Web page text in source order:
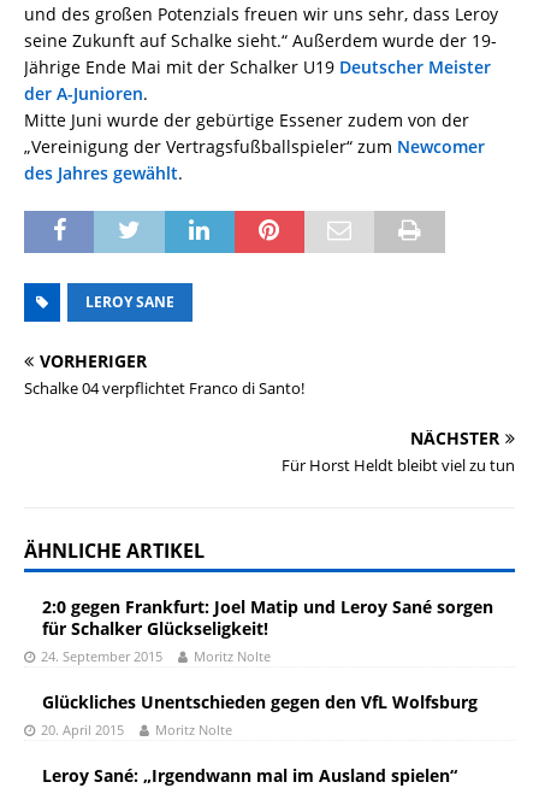
und des großen Potenzials freuen wir uns sehr, dass Leroy
seine Zukunft auf Schalke sieht.“ Außerdem wurde der 19-
Jährige Ende Mai mit der Schalker U19 Deutscher Meister
der A-Junioren.
Mitte Juni wurde der gebürtige Essener zudem von der
„Vereinigung der Vertragsfußballspieler“ zum Newcomer
des Jahres gewählt.
LEROY SANE
VORHERIGER
Schalke 04 verpflichtet Franco di Santo!
NÄCHSTER
Für Horst Heldt bleibt viel zu tun
ÄHNLICHE ARTIKEL
2:0 gegen Frankfurt: Joel Matip und Leroy Sané sorgen
für Schalker Glückseligkeit!
24. September 2015 Moritz Nolte
Glückliches Unentschieden gegen den VfL Wolfsburg
20. April 2015 Moritz Nolte
Leroy Sané: „Irgendwann mal im Ausland spielen“